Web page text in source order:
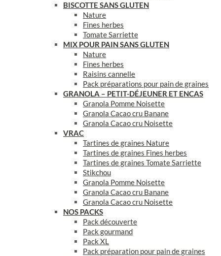
BISCOTTE SANS GLUTEN
Nature
Fines herbes
Tomate Sarriette
MIX POUR PAIN SANS GLUTEN
Nature
Fines herbes
Raisins cannelle
Pack préparations pour pain de graines
GRANOLA – PETIT-DÉJEUNER ET ENCAS
Granola Pomme Noisette
Granola Cacao cru Banane
Granola Cacao cru Noisette
VRAC
Tartines de graines Nature
Tartines de graines Fines herbes
Tartines de graines Tomate Sarriette
Stikchou
Granola Pomme Noisette
Granola Cacao cru Banane
Granola Cacao cru Noisette
NOS PACKS
Pack découverte
Pack gourmand
Pack XL
Pack préparation pour pain de graines